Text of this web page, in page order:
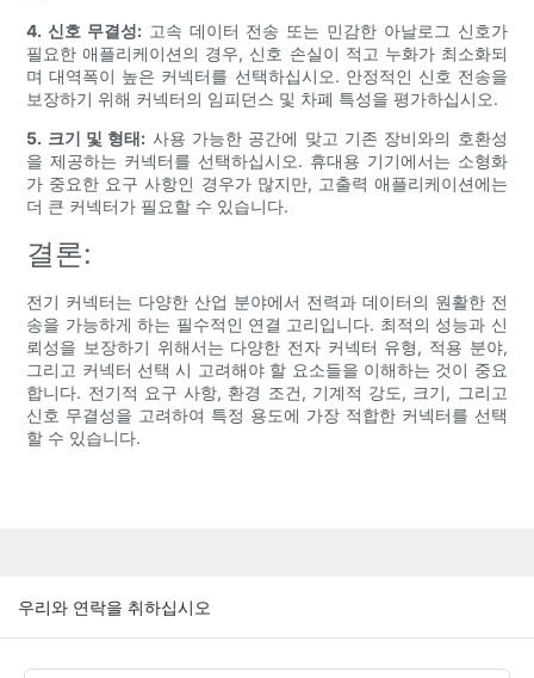
4. 신호 무결성: 고속 데이터 전송 또는 민감한 아날로그 신호가
필요한 애플리케이션의 경우, 신호 손실이 적고 누화가 최소화되
며 대역폭이 높은 커넥터를 선택하십시오. 안정적인 신호 전송을
보장하기 위해 커넥터의 임피던스 및 차폐 특성을 평가하십시오.
5. 크기 및 형태: 사용 가능한 공간에 맞고 기존 장비와의 호환성
을 제공하는 커넥터를 선택하십시오. 휴대용 기기에서는 소형화
가 중요한 요구 사항인 경우가 많지만, 고출력 애플리케이션에는
더 큰 커넥터가 필요할 수 있습니다.
결론:
전기 커넥터는 다양한 산업 분야에서 전력과 데이터의 원활한 전
송을 가능하게 하는 필수적인 연결 고리입니다. 최적의 성능과 신
뢰성을 보장하기 위해서는 다양한 전자 커넥터 유형, 적용 분야,
그리고 커넥터 선택 시 고려해야 할 요소들을 이해하는 것이 중요
합니다. 전기적 요구 사항, 환경 조건, 기계적 강도, 크기, 그리고
신호 무결성을 고려하여 특정 용도에 가장 적합한 커넥터를 선택
할 수 있습니다.
우리와 연락을 취하십시오